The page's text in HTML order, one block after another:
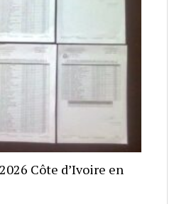
Côte d’Ivoire en